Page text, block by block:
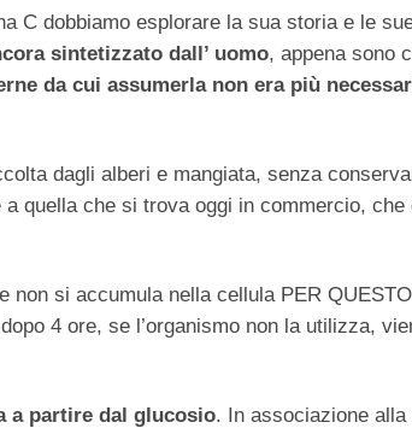
C dobbiamo esplorare la sua storia e le
sintetizzato dall’ uomo, appena sono
da cui assumerla non era più
dagli alberi e mangiata, senza
quella che si trova oggi in commercio,
non si accumula nella cellula PER
4 ore, se l’organismo non la utilizza,
a partire dal glucosio. In associazione